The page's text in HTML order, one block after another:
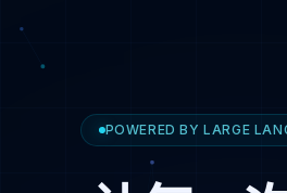
POWERED BY LARGE